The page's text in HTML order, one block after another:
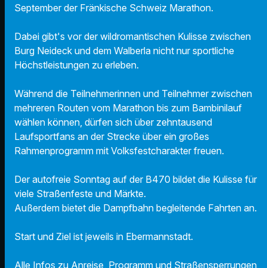
September der Fränkische Schweiz Marathon.
Dabei gibt's vor der wildromantischen Kulisse zwischen
Burg Neideck und dem Walberla nicht nur sportliche
Höchstleistungen zu erleben.
Während die Teilnehmerinnen und Teilnehmer zwischen
mehreren Routen vom Marathon bis zum Bambinilauf
wählen können, dürfen sich über zehntausend
Laufsportfans an der Strecke über ein großes
Rahmenprogramm mit Volksfestcharakter freuen.
Der autofreie Sonntag auf der B470 bildet die Kulisse für
viele Straßenfeste und Märkte.
Außerdem bietet die Dampfbahn begleitende Fahrten an.
Start und Ziel ist jeweils in Ebermannstadt.
Alle Infos zu Anreise, Programm und Straßensperrungen